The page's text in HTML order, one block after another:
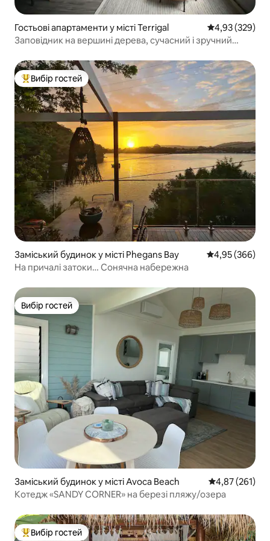
Гостьові апартаменти у місті Terrigal Середня
4,93 (329)
Заповідник на вершині дерева, сучасний і зручний
Топ вибір гостей
Вибір гостей
Заміський будинок у місті Phegans Bay Середня
4,95 (366)
На причалі затоки… Сонячна набережна
Вибір гостей
Вибір гостей
Заміський будинок у місті Avoca Beach Середня
4,87 (261)
Котедж «SANDY CORNER» на березі пляжу/озера
Топ вибір гостей
Вибір гостей